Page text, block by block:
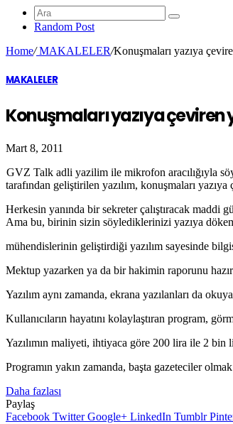
Random Post
Home/MAKALELER/Konuşmaları yazıya
MAKALELER
Konuşmaları yazıya çeviren
Mart 8, 2011
GVZ Talk adli yazilim ile mikrofon aracılığıyla
tarafından geliştirilen yazılım, konuşmaları
Herkesin yanında bir sekreter çalıştıracak maddi
Ama bu, birinin sizin söylediklerinizi yazıya
mühendislerinin geliştirdiği yazılım sayesinde
Mektup yazarken ya da bir hakimin raporunu
Yazılım aynı zamanda, ekrana yazılanları da
Kullanıcıların hayatını kolaylaştıran program,
Yazılımın maliyeti, ihtiyaca göre 200 lira ile 2 bin
Programın yakın zamanda, başta gazeteciler
Daha fazlası
Paylaş
Facebook Twitter Google+ LinkedIn Tumblr